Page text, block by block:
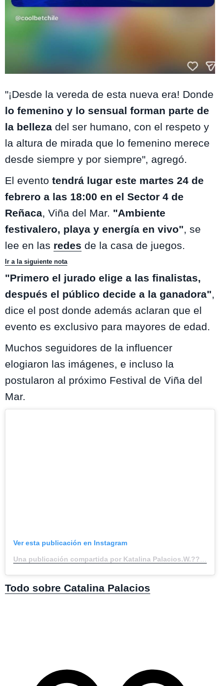
"¡Desde la vereda de esta nueva era! Donde
lo femenino y lo sensual forman parte de
la belleza del ser humano, con el respeto y
la altura de mirada que lo femenino merece
desde siempre y por siempre", agregó.
El evento tendrá lugar este martes 24 de
febrero a las 18:00 en el Sector 4 de
Reñaca, Viña del Mar. "Ambiente
festivalero, playa y energía en vivo", se
lee en las redes de la casa de juegos.
Ir a la siguiente nota
"Primero el jurado elige a las finalistas,
después el público decide a la ganadora",
dice el post donde además aclaran que el
evento es exclusivo para mayores de edad.
Muchos seguidores de la influencer
elogiaron las imágenes, e incluso la
postularon al próximo Festival de Viña del
Mar.
Ver esta publicación en Instagram
Todo sobre Catalina Palacios